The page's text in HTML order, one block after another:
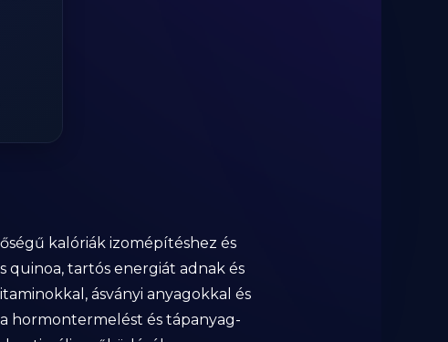
kalóriák izomépítéshez és
quinoa, tartós energiát adnak és
ásványi anyagokkal és
hormontermelést és tápanyag-